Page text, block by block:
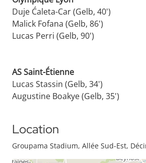
Duje Ćaleta-Car (Gelb, 40')
Malick Fofana (Gelb, 86')
Lucas Perri (Gelb, 90')
AS Saint-Étienne
Lucas Stassin (Gelb, 34')
Augustine Boakye (Gelb, 35')
Location
Groupama Stadium, Allée Sud-Est,